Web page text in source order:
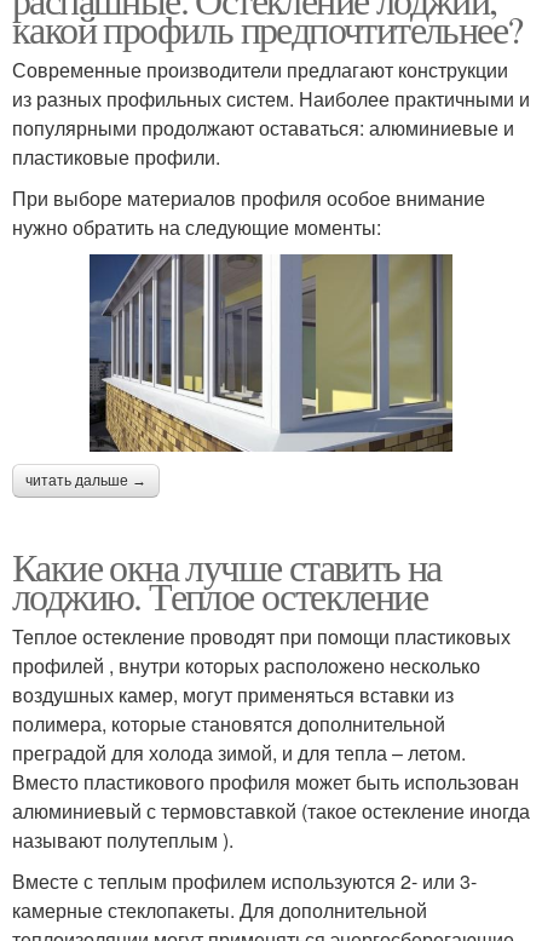
какой профиль предпочтительнее?
Современные производители предлагают конструкции
из разных профильных систем. Наиболее практичными и
популярными продолжают оставаться: алюминиевые и
пластиковые профили.
При выборе материалов профиля особое внимание
нужно обратить на следующие моменты:
читать дальше →
Какие окна лучше ставить на
лоджию. Теплое остекление
Теплое остекление проводят при помощи пластиковых
профилей , внутри которых расположено несколько
воздушных камер, могут применяться вставки из
полимера, которые становятся дополнительной
преградой для холода зимой, и для тепла – летом.
Вместо пластикового профиля может быть использован
алюминиевый с термовставкой (такое остекление иногда
называют полутеплым ).
Вместе с теплым профилем используются 2- или 3-
камерные стеклопакеты. Для дополнительной